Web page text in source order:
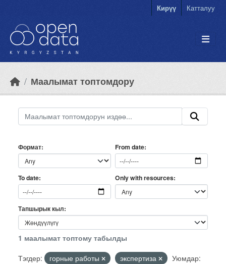
Кирүү Катталуу
Маалымат топтомдору
Формат From date
To date Only with resources
Тапшырык кыл
1 маалымат топтому табылды
Тэгдер:
горные работы экспертиза
Уюмдар: